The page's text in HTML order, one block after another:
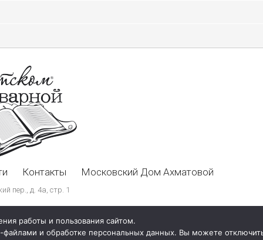
Контакты Московский Дом Ахматовой
пер., д. 4а, стр. 1
работы и пользования сайтом.
и обработке персональных данных. Вы можете